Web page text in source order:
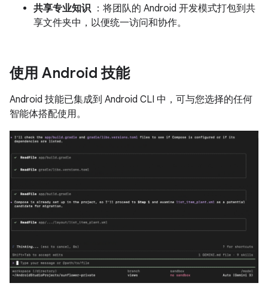
共享专业知识：将团队的 Android 开发模式打包到共
享文件夹中，以便统一访问和协作。
使用 Android 技能
Android 技能已集成到 Android CLI 中，可与您选择的任何
智能体搭配使用。